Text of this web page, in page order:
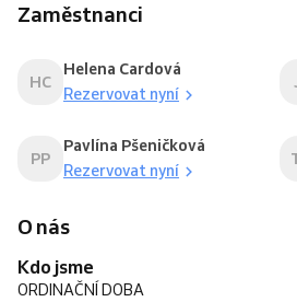
Zaměstnanci
HC
Helena Cardová
Rezervovat nyní
PP
Pavlína Pšeničková
Rezervovat nyní
O nás
Kdo jsme
ORDINAČNÍ DOBA